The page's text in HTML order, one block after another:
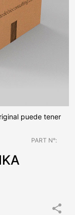
puede tener
PART N°:
share